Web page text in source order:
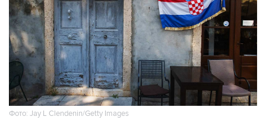
Фото: Jay L Clendenin/Getty Images